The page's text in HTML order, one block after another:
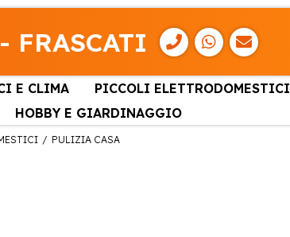
FRASCATI
E CLIMA PICCOLI ELETTRODOMESTICI
HOBBY E GIARDINAGGIO
PULIZIA CASA